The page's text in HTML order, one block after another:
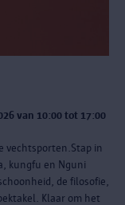
van 10:00 tot 17:00
vechtsporten.Stap in
kungfu en Nguni
de filosofie,
Klaar om het